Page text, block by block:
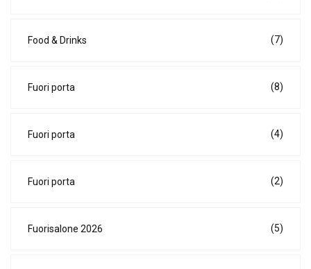
Food & Drinks (7)
Fuori porta (8)
Fuori porta (4)
Fuori porta (2)
Fuorisalone 2026 (5)